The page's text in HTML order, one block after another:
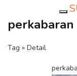
perkabaran
Tag » Detail